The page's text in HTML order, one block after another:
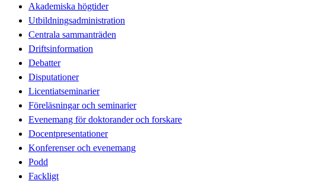
Akademiska högtider
Utbildningsadministration
Centrala sammanträden
Driftsinformation
Debatter
Disputationer
Licentiatseminarier
Föreläsningar och seminarier
Evenemang för doktorander och forskare
Docentpresentationer
Konferenser och evenemang
Podd
Fackligt